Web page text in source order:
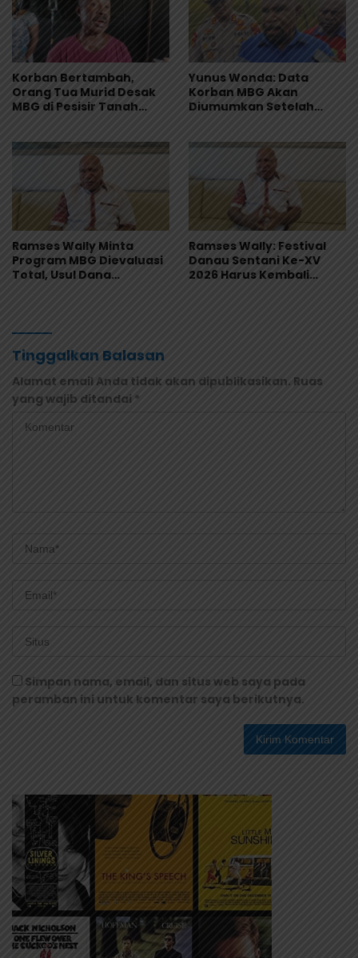
Korban Bertambah,
Orang Tua Murid Desak
MBG di Pesisir Tanah
Yunus Wonda: Data
Korban MBG Akan
Diumumkan Setelah
Ramses Wally Minta
Program MBG Dievaluasi
Total, Usul Dana
Ramses Wally: Festival
Danau Sentani Ke-XV
2026 Harus Kembali
Tinggalkan Balasan
Alamat email Anda tidak akan dipublikasikan. Ruas
yang wajib ditandai *
Simpan nama, email, dan situs web saya pada
peramban ini untuk komentar saya berikutnya.